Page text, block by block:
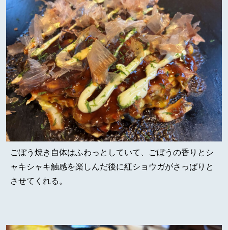
ごぼう焼き自体はふわっとしていて、ごぼうの香りとシ
ャキシャキ触感を楽しんだ後に紅ショウガがさっぱりと
させてくれる。